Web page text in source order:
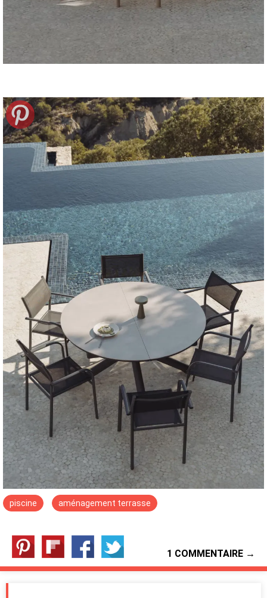
piscine aménagement terrasse
1 COMMENTAIRE →